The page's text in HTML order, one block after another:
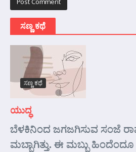
ಸಣ್ಣ ಕಥೆ
ಸಣ್ಣ ಕಥೆ
ಯುದ್ಧ
ಬೆಳಕಿನಿಂದ ಜಗಜಗಿಸುವ ಸಂಜೆ
ಮಬ್ಬಾಗಿತ್ತು. ಈ ಮಬ್ಬು